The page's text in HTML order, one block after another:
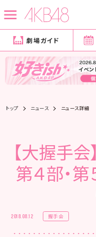
劇場ガイド
トップ ニュース ニュース詳細
【大握手
第４部・
2018.08.12 握手会